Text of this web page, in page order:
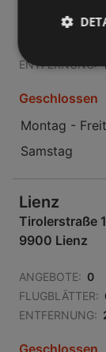
ANGEBOTE: 0
ENTFERNUNG:
Geschlossen
Montag -
Samstag
Lienz
Tirolerstraße
9900 Lienz
ANGEBOTE: 0
FLUGBLÄTTER:
ENTFERNUNG: